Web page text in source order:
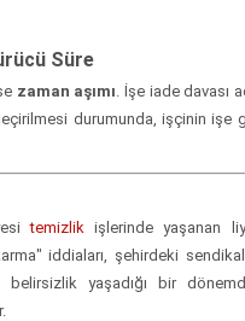
Süre
zaman aşımı . İşe iade davası
durumunda, işçinin işe
temizlik işlerinde yaşanan
iddiaları, şehirdeki
yaşadığı bir